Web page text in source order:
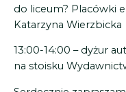
do liceum? Placówki
Katarzyna Wierzbicka
13:00-14:00 – dyżur
na stoisku